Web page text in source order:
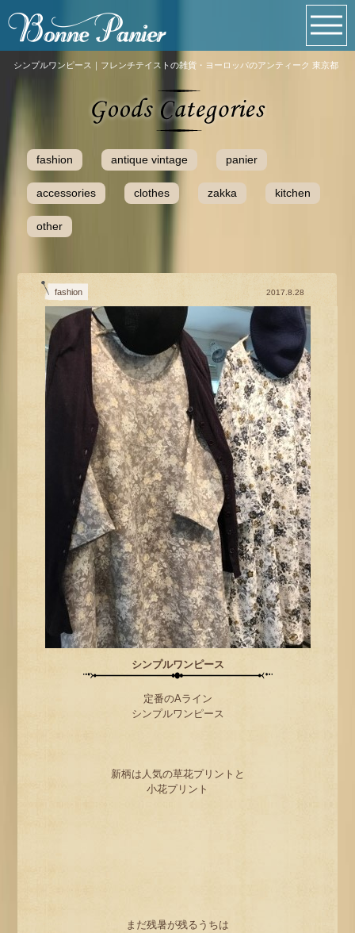
シンプルワンピース｜フレンチテイストの雑貨・ヨーロッパのアンティーク 東京都
fashion antique vintage panier
accessories clothes zakka kitchen
other
fashion 2017.8.28
シンプルワンピース
定番のAライン
シンプルワンピース
新柄は人気の草花プリントと
小花プリント
まだ残暑が残るうちは